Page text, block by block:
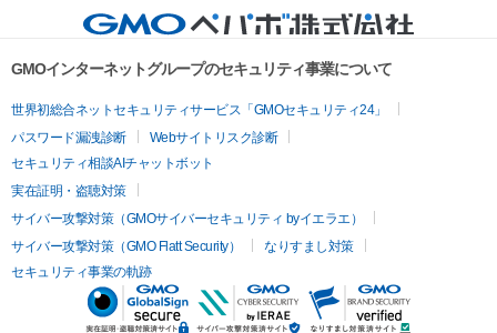
GMOインターネットグループのセキュリティ事業について
世界初総合ネットセキュリティサービス「GMOセキュリティ24」
パスワード漏洩診断
Webサイトリスク診断
セキュリティ相談AIチャットボット
実在証明・盗聴対策
サイバー攻撃対策（GMOサイバーセキュリティ byイエラエ）
サイバー攻撃対策（GMO Flatt Security）
なりすまし対策
セキュリティ事業の軌跡